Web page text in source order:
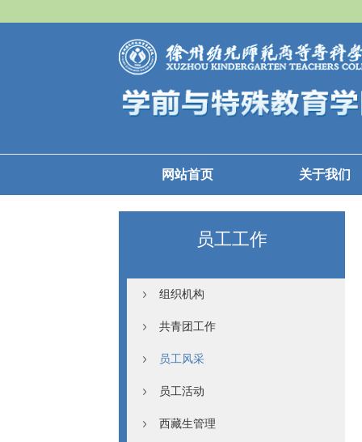
网站首页 关于我们
员工工作
组织机构
共青团工作
员工风采
员工活动
西藏生管理